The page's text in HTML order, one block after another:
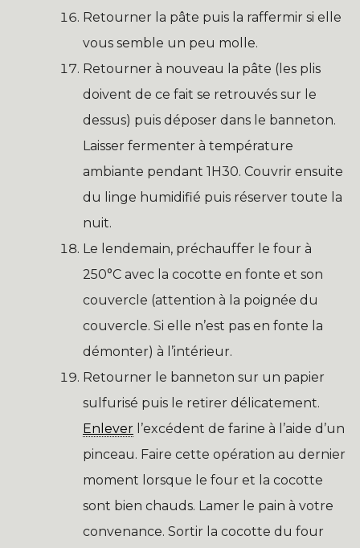
Retourner la pâte puis la raffermir si elle
vous semble un peu molle.
Retourner à nouveau la pâte (les plis
doivent de ce fait se retrouvés sur le
dessus) puis déposer dans le banneton.
Laisser fermenter à température
ambiante pendant 1H30. Couvrir ensuite
du linge humidifié puis réserver toute la
nuit.
Le lendemain, préchauffer le four à
250°C avec la cocotte en fonte et son
couvercle (attention à la poignée du
couvercle. Si elle n’est pas en fonte la
démonter) à l’intérieur.
Retourner le banneton sur un papier
sulfurisé puis le retirer délicatement.
Enlever l’excédent de farine à l’aide d’un
pinceau. Faire cette opération au dernier
moment lorsque le four et la cocotte
sont bien chauds. Lamer le pain à votre
convenance. Sortir la cocotte du four